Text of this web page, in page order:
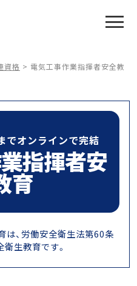
資格 > 電気工事作業指揮者安全教
でオンラインで完結
指揮者安
育
は、労働安全衛生法第60条
生教育です。